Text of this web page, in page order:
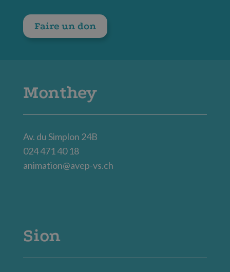
Faire un don
Monthey
Av. du Simplon 24B
024 471 40 18
animation@avep-vs.ch
Sion